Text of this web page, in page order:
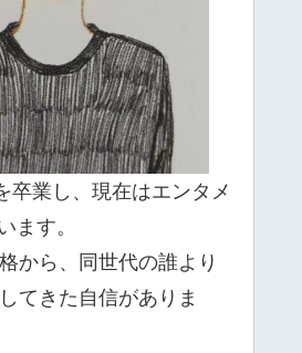
卒業し、現在はエンタメ
ます。
から、同世代の誰より
てきた自信がありま